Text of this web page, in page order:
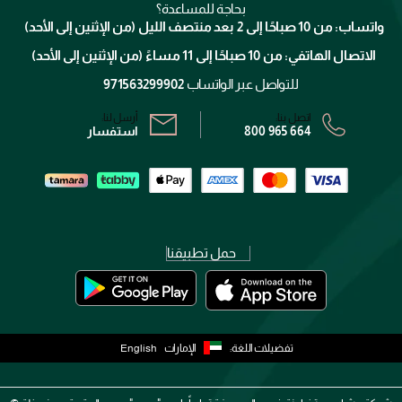
الإرجاع
برنامج الولاء ميوز
الشروط و الأحكام
سياسة الخصوصية
بحاجة للمساعدة؟
واتساب: من 10 صباحًا إلى 2 بعد منتصف الليل (من الإثنين إلى الأحد)
الاتصال الهاتفي: من 10 صباحًا إلى 11 مساءً (من الإثنين إلى الأحد)
للتواصل عبر الواتساب 971563299902
اتصل بنا:
800 965 664
أرسل لنا:
استفسار
حمل تطبيقنا
تفضيلات اللغة: الإمارات English